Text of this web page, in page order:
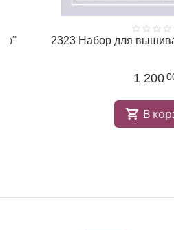
2323 Набор для
1 200 00
В